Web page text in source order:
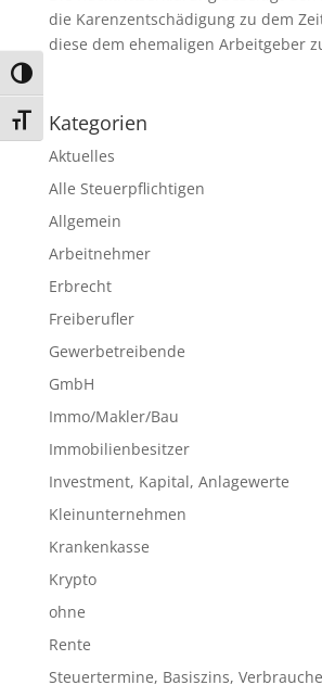
Umschalten auf hohe Kontraste
Schrift vergrößern
die Karenzentschädigung zu dem
diese dem ehemaligen Arbeitgeber
Kategorien
Aktuelles
Alle Steuerpflichtigen
Allgemein
Arbeitnehmer
Erbrecht
Freiberufler
Gewerbetreibende
GmbH
Immo/Makler/Bau
Immobilienbesitzer
Investment, Kapital, Anlagewerte
Kleinunternehmen
Krankenkasse
Krypto
ohne
Rente
Steuertermine, Basiszins,